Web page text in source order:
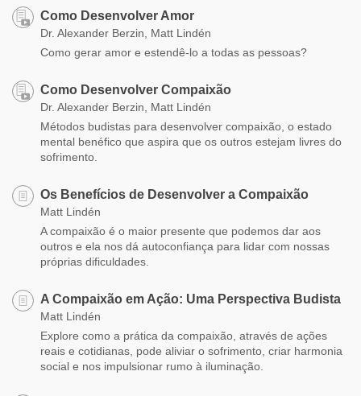
Como Desenvolver Amor
Dr. Alexander Berzin, Matt Lindén
Como gerar amor e estendê-lo a todas as pessoas?
Como Desenvolver Compaixão
Dr. Alexander Berzin, Matt Lindén
Métodos budistas para desenvolver compaixão, o estado
mental benéfico que aspira que os outros estejam livres do
sofrimento.
Os Benefícios de Desenvolver a Compaixão
Matt Lindén
A compaixão é o maior presente que podemos dar aos
outros e ela nos dá autoconfiança para lidar com nossas
próprias dificuldades.
A Compaixão em Ação: Uma Perspectiva Budista
Matt Lindén
Explore como a prática da compaixão, através de ações
reais e cotidianas, pode aliviar o sofrimento, criar harmonia
social e nos impulsionar rumo à iluminação.